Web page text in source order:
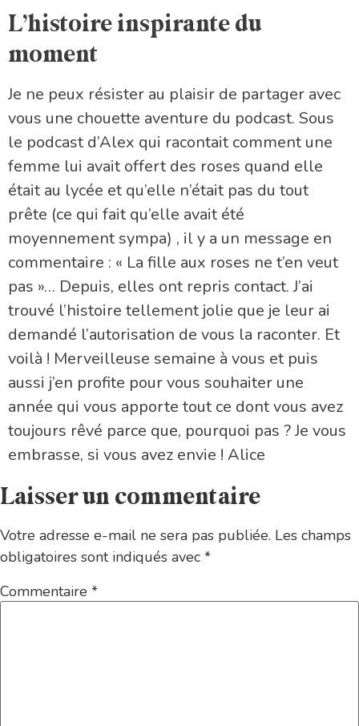
L’histoire inspirante du
moment
Je ne peux résister au plaisir de partager avec
vous une chouette aventure du podcast. Sous
le podcast d’Alex qui racontait comment une
femme lui avait offert des roses quand elle
était au lycée et qu’elle n’était pas du tout
prête (ce qui fait qu’elle avait été
moyennement sympa) , il y a un message en
commentaire : « La fille aux roses ne t’en veut
pas »… Depuis, elles ont repris contact. J’ai
trouvé l’histoire tellement jolie que je leur ai
demandé l’autorisation de vous la raconter. Et
voilà ! Merveilleuse semaine à vous et puis
aussi j’en profite pour vous souhaiter une
année qui vous apporte tout ce dont vous avez
toujours rêvé parce que, pourquoi pas ? Je vous
embrasse, si vous avez envie ! Alice
Laisser un commentaire
Votre adresse e-mail ne sera pas publiée. Les champs
obligatoires sont indiqués avec *
Commentaire *